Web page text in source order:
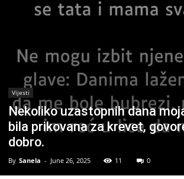
Vijesti
Nekoliko uzastopnih dana
bila prikovana za krevet,
dobro.
By Sanela - June 26, 2025 11 0